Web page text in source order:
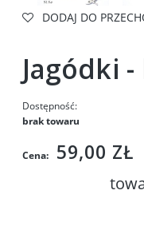
DODAJ DO
Jagódki
Dostępność:
brak towaru
Cena: 59,00 ZŁ